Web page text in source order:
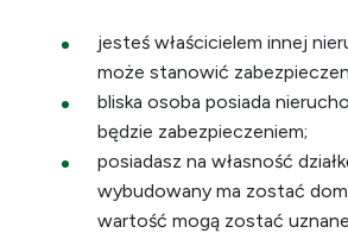
jesteś właścicielem innej
może stanowić
bliska osoba posiada
będzie zabezpieczeniem;
posiadasz na własność
wybudowany ma zostać dom
wartość mogą zostać uznane